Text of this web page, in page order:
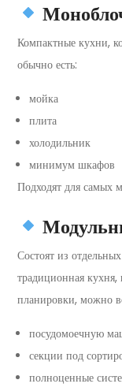
Компактные кухни,
обычно есть:
мойка
плита
холодильник
минимум шкафов
Подходят для самых
Состоят из
традиционная
планировки, можно
посудомоечную
секции под
полноценные